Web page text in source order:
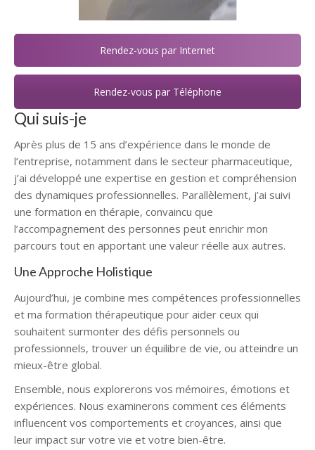
Qui suis-je
Après plus de 15 ans d’expérience dans le monde de
l’entreprise, notamment dans le secteur pharmaceutique,
j’ai développé une expertise en gestion et compréhension
des dynamiques professionnelles. Parallèlement, j’ai suivi
une formation en thérapie, convaincu que
l’accompagnement des personnes peut enrichir mon
parcours tout en apportant une valeur réelle aux autres.
Une Approche Holistique
Aujourd’hui, je combine mes compétences professionnelles
et ma formation thérapeutique pour aider ceux qui
souhaitent surmonter des défis personnels ou
professionnels, trouver un équilibre de vie, ou atteindre un
mieux-être global.
Ensemble, nous explorerons vos mémoires, émotions et
expériences. Nous examinerons comment ces éléments
influencent vos comportements et croyances, ainsi que
leur impact sur votre vie et votre bien-être.
Rendez-vous par Internet
Rendez-vous par Téléphone